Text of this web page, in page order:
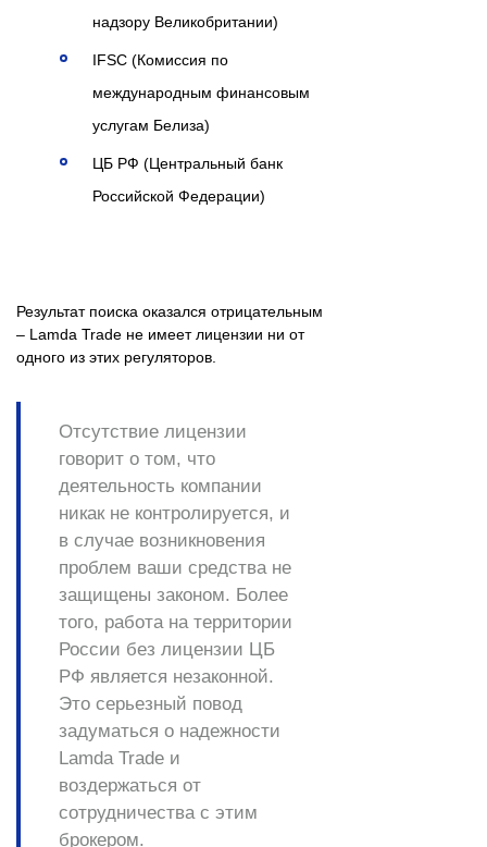
надзору Великобритании)
IFSC (Комиссия по
международным финансовым
услугам Белиза)
ЦБ РФ (Центральный банк
Российской Федерации)
Результат поиска оказался отрицательным
– Lamda Trade не имеет лицензии ни от
одного из этих регуляторов.
Отсутствие лицензии
говорит о том, что
деятельность компании
никак не контролируется, и
в случае возникновения
проблем ваши средства не
защищены законом. Более
того, работа на территории
России без лицензии ЦБ
РФ является незаконной.
Это серьезный повод
задуматься о надежности
Lamda Trade и
воздержаться от
сотрудничества с этим
брокером.